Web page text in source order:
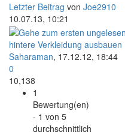
Letzter Beitrag von Joe2910
10.07.13, 10:21
hintere Verkleidung ausbauen
Saharaman, 17.12.12, 18:44
0
10,138
1
Bewertung(en)
- 1 von 5
durchschnittlich